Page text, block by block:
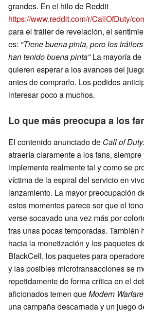
grandes. En el hilo de Reddit
https://www.reddit.com/r/CallOfDuty/
para el tráiler de revelación, el
es: "Tiene buena pinta, pero los
han tenido buena pinta"La mayoría de
quieren esperar a los avances del
antes de comprarlo. Los pedidos
interesar poco a muchos.
Lo que más preocupa a los
El contenido anunciado de Call of
atraería claramente a los fans,
implemente realmente tal y como se
víctima de la espiral del servicio en
lanzamiento. La mayor preocupación
estos momentos parece ser que el
verse socavado una vez más por
tras unas pocas temporadas. También
hacia la monetización y los paquetes
BlackCell, los paquetes para
y las posibles microtransacciones se
repetidamente de forma crítica en el
aficionados temen queModern
una campaña descarnada y un juego